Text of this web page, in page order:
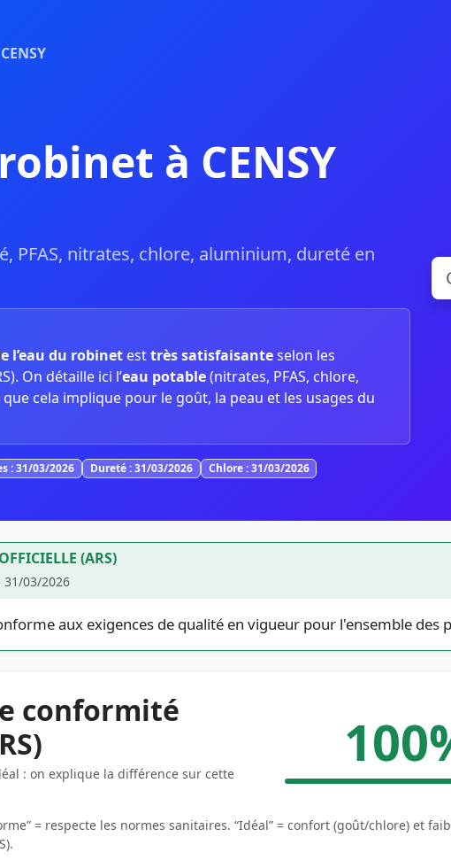
CENSY
à CENSY
PFAS, nitrates, chlore, aluminium, dureté en
l’eau du robinet esttrès satisfaisanteselon les
On détaille ici l’eau potable(nitrates, PFAS, chlore,
cela implique pour le goût, la peau et les usages du
: 31/03/2026 Dureté : 31/03/2026 Chlore : 31/03/2026
(ARS)
03/2026
aux exigences de qualité en vigueur pour l'ensemble des
conformité
: on explique la différence sur cette
= respecte les normes sanitaires. “Idéal” = confort (goût/chlore) et